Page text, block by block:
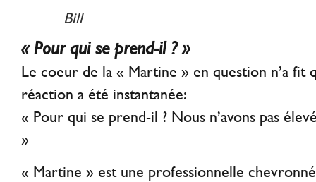
Bill
« Pour qui se prend-il ? »
Le coeur de la « Martine » en question n’a fit
réaction a été instantanée:
« Pour qui se prend-il ? Nous n’avons pas
»
« Martine » est une professionnelle